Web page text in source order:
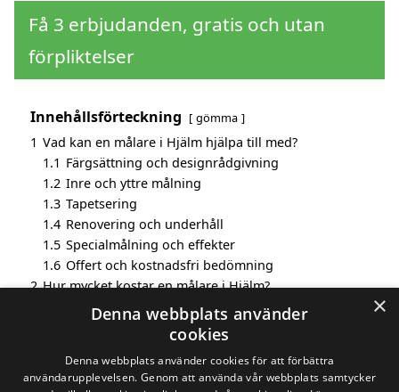
Få 3 erbjudanden, gratis och utan
förpliktelser
Innehållsförteckning gömma
1 Vad kan en målare i Hjälm hjälpa till med?
1.1 Färgsättning och designrådgivning
1.2 Inre och yttre målning
1.3 Tapetsering
1.4 Renovering och underhåll
1.5 Specialmålning och effekter
1.6 Offert och kostnadsfri bedömning
2 Hur mycket kostar en målare i Hjälm?
Fördelar med att välja målare i Hjälm
Sök efter en skicklig målare i de omgivande städerna
×
Denna webbplats använder
cookies
Denna webbplats använder cookies för att förbättra
användarupplevelsen. Genom att använda vår webbplats samtycker